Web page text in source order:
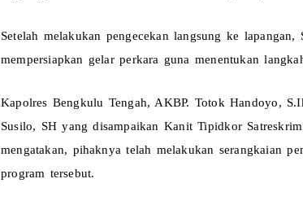
Setelah melakukan pengecekan langsung ke
mempersiapkan gelar perkara guna menentukan
Kapolres Bengkulu Tengah, AKBP. Totok Handoyo,
Susilo, SH yang disampaikan Kanit Tipidkor
mengatakan, pihaknya telah melakukan serangkaian
program tersebut.